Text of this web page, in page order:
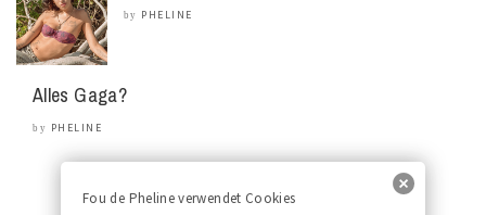
by PHELINE
Alles Gaga?
by PHELINE
Fou de Pheline verwendet Cookies